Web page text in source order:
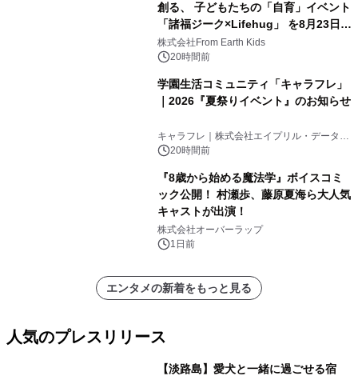
創る、 子どもたちの「自育」イベント
「諸福ジーク×Lifehug」 を8月23日
(日)開催
株式会社From Earth Kids
20時間前
学園生活コミュニティ「キャラフレ」
｜2026『夏祭りイベント』のお知らせ
キャラフレ｜株式会社エイプリル・データ・
デザインズ
20時間前
『8歳から始める魔法学』ボイスコミ
ック公開！ 村瀬歩、藤原夏海ら大人気
キャストが出演！
株式会社オーバーラップ
1日前
エンタメの新着をもっと見る
人気のプレスリリース
【淡路島】愛犬と一緒に過ごせる宿